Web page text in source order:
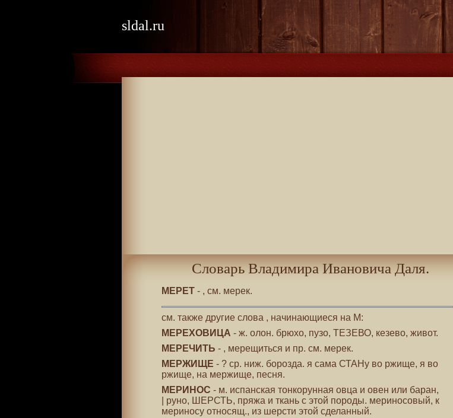
sldal.ru
Словарь Владимира Ивановича Даля.
МЕРЕТ- , см. мерек.
см. также другие слова , начинающиеся на М:
МЕРЕХОВИЦА - ж. олон. брюхо, пузо, ТЕЗЕВО, кезево, живот.
МЕРЕЧИТЬ - , мерещиться и пр. см. мерек.
МЕРЖИЩЕ - ? ср. ниж. борозда. я сама СТАНу во ржище, я во
ржище, на мержище, песня.
МЕРИНОС - м. испанская тонкорунная овца и овен или баран,
| руно, ШЕРСТЬ, пряжа и ткань с этой породы. мериносовый, к
мериносу относящ., из шерсти этой сделанный.